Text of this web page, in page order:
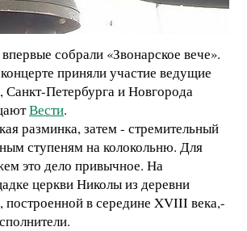
собрали «Звонарское вече».
приняли участие ведущие
Петербурга и Новгорода
Вести.
разминка, затем - стремительный
ступеням на колокольню. Для
это дело привычное. На
церкви Николы из деревни
в середине XVIII века,-